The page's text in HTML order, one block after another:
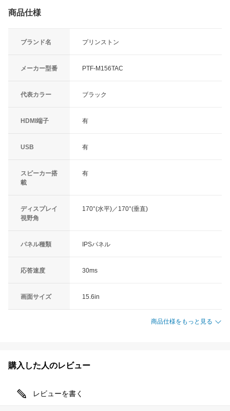
商品仕様
ブランド名 プリンストン
メーカー型番 PTF-M156TAC
代表カラー ブラック
HDMI端子 有
USB 有
スピーカー搭
載
有
ディスプレイ
視野角
170°(水平)／170°(垂直)
パネル種類 IPSパネル
応答速度 30ms
画面サイズ 15.6in
商品仕様をもっと見る
購入した人のレビュー
レビューを書く